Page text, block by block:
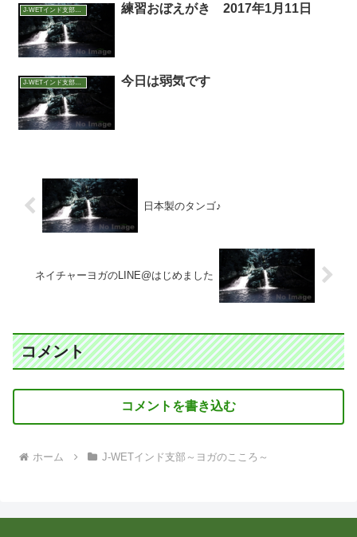
J-WETインド支部～ヨガのこころ～ 練習おぼえがき 2017年1月11日
J-WETインド支部～ヨガのこころ～ 今日は弱気です
日本製のタンゴ♪
ネイチャーヨガのLINE@はじめました
コメント
コメントを書き込む
ホーム J-WETインド支部～ヨガのこころ～